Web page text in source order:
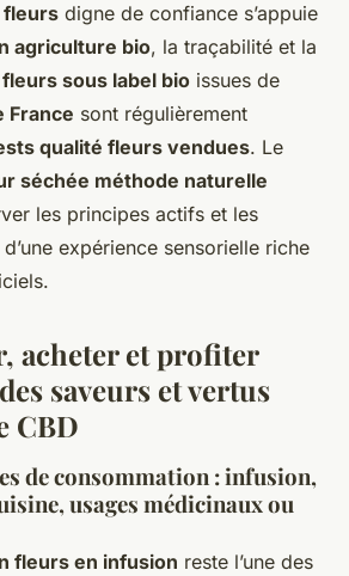
fleurs digne de confiance s’appuie
agriculture bio, la traçabilité et la
fleurs sous label bio issues de
France sont régulièrement
qualité fleurs vendues. Le
séchée méthode naturelle
les principes actifs et les
expérience sensorielle riche
acheter et profiter
saveurs et vertus
CBD
de consommation : infusion,
usages médicinaux ou
fleurs en infusion reste l’une des